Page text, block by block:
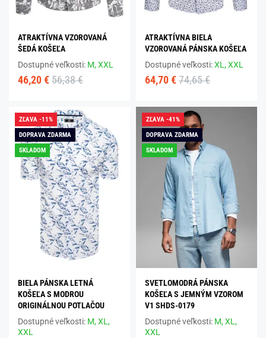
ATRAKTÍVNA VZOROVANÁ
ŠEDÁ KOŠEĽA
Dostupné veľkosti: M,XXL
46,20 € 56,38 €
ATRAKTÍVNA BIELA
VZOROVANÁ PÁNSKA KOŠEĽA
Dostupné veľkosti:XL,XXL
64,70 € 74,65 €
ZĽAVA -11%
DOPRAVA ZDARMA
SKLADOM
BIELA PÁNSKA LETNÁ
KOŠEĽA S MODROU
ORIGINÁLNOU POTLAČOU
Dostupné veľkosti: M,XL,
XXL
ZĽAVA -41%
DOPRAVA ZDARMA
SKLADOM
SVETLOMODRÁ PÁNSKA
KOŠEĽA S JEMNÝM VZOROM
V1 SHDS-0179
Dostupné veľkosti: M,XL,
XXL